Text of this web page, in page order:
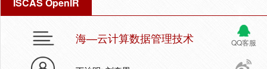
QQ客服
海—云计算数据管理技术